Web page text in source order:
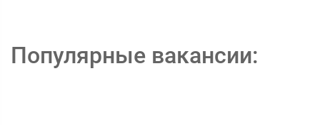
Популярные вакансии: